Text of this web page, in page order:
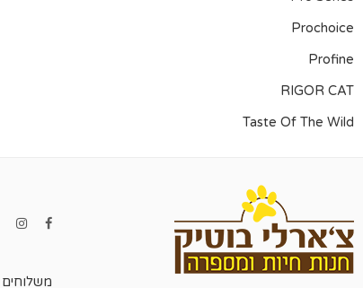
Prochoice
Profine
RIGOR CAT
Taste Of The Wild
משלוחים